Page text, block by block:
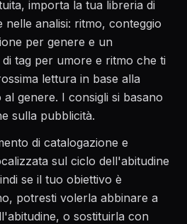
importa la tua libreria di
nelle analisi: ritmo, conteggio
per genere e un
tag per umore e ritmo che ti
lettura in base alla
genere. I consigli si basano
sulla pubblicità.
di catalogazione e
sul ciclo dell'abitudine
se il tuo obiettivo è
potresti volerla abbinare a
o sostituirla con